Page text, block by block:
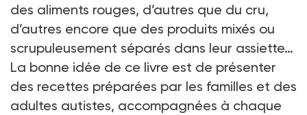
des aliments rouges, d’autres que du cru,
d’autres encore que des produits mixés ou
scrupuleusement séparés dans leur assiette…
La bonne idée de ce livre est de présenter
des recettes préparées par les familles et des
adultes autistes, accompagnées à chaque